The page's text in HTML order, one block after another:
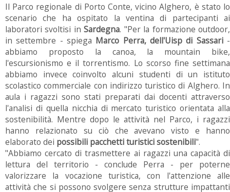
Il Parco regionale di Porto Conte, vicino Alghero, è stato lo
scenario che ha ospitato la ventina di partecipanti ai
laboratori svoltisi inSardegna. "Per la formazione outdoor,
in settembre - spiega Marco Perra, dell'Uisp di Sassari-
abbiamo proposto la canoa, la mountain bike,
l'escursionismo e il torrentismo. Lo scorso fine settimana
abbiamo invece coinvolto alcuni studenti di un istituto
scolastico commerciale con indirizzo turistico di Alghero. In
aula i ragazzi sono stati preparati dai docenti attraverso
l'analisi di quella nicchia di mercato turistico orientata alla
sostenibilità. Mentre dopo le attività nel Parco, i ragazzi
hanno relazionato su ciò che avevano visto e hanno
elaborato dei possibili pacchetti turistici sostenibili".
"Abbiamo cercato di trasmettere ai ragazzi una capacità di
lettura del territorio - conclude Perra - per poterne
valorizzare la vocazione turistica, con l'attenzione alle
attività che si possono svolgere senza strutture impattanti